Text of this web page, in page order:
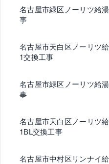
名古屋市緑区ノーリツ給
事
名古屋市天白区ノーリツ
1交換工事
名古屋市緑区ノーリツ給
事
名古屋市天白区ノーリツ
1BL交換工事
名古屋市中村区リンナイ